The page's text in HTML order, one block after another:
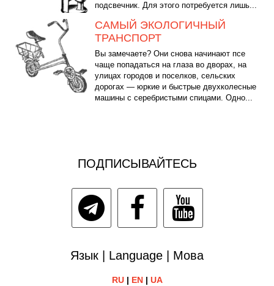
подсвечник. Для этого потребуется лишь...
САМЫЙ ЭКОЛОГИЧНЫЙ
ТРАНСПОРТ
Вы замечаете? Они снова начинают псе
чаще попадаться на глаза во дворах, на
улицах городов и поселков, сельских
дорогах — юркие и быстрые двухколесные
машины с серебристыми спицами. Одно...
ПОДПИСЫВАЙТЕСЬ
Язык | Language | Мова
RU| EN| UA